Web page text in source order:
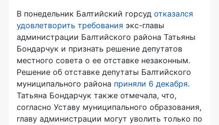
В понедельник Балтийский горсуд отказался
удовлетворить требования экс-главы
администрации Балтийского района Татьяны
Бондарчук и признать решение депутатов
местного совета о ее отставке незаконным.
Решение об отставке депутаты Балтийского
муниципального района приняли 6 декабря.
Татьяна Бондарчук также отмечала, что,
согласно Уставу муниципального образования,
главу администрации могут уволить только по